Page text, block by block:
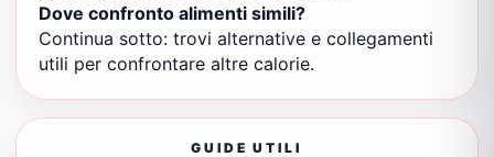
Dove confronto alimenti simili?
Continua sotto: trovi alternative e collegamenti
utili per confrontare altre calorie.
GUIDE UTILI